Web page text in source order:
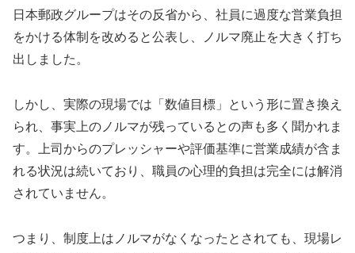
日本郵政グループはその反省から、社員に過度な営業負担
をかける体制を改めると公表し、ノルマ廃止を大きく打ち
出しました。
しかし、実際の現場では「数値目標」という形に置き換え
られ、事実上のノルマが残っているとの声も多く聞かれま
す。上司からのプレッシャーや評価基準に営業成績が含ま
れる状況は続いており、職員の心理的負担は完全には解消
されていません。
つまり、制度上はノルマがなくなったとされても、現場レ